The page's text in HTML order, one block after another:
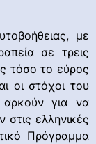
με
σε τρεις
τόσο το εύρος
οι στόχοι του
για να
ελληνικές
Πρόγραμμα